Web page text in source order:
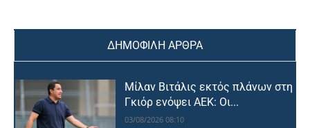
ΔΗΜΟΦΙΛΗ ΑΡΘΡΑ
Μίλαν Βιτάλις εκτός πλάνων στη
Γκιόρ ενόψει ΑΕΚ: Οι...
03/08/2026 08:10